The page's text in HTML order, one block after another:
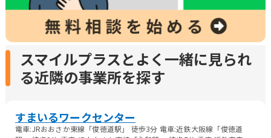
スマイルプラスとよく一緒に見られ
る近隣の事業所を探す
すまいるワークセンター
電車:JRおおさか東線「俊徳道駅」 徒歩3分 電車:近鉄大阪線「俊徳道